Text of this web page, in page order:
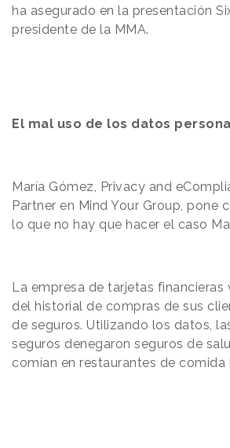
ha asegurado en la presentación
presidente de la MMA.
El mal uso de los datos
María Gómez, Privacy and
Partner en Mind Your Group, pone
lo que no hay que hacer el caso
La empresa de tarjetas
del historial de compras de sus
de seguros. Utilizando los datos,
seguros denegaron seguros de
comían en restaurantes de comida